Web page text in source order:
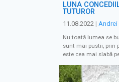
LUNA
TUTUROR
11.08.2022 | Andrei
Nu toată lumea se
sunt mai pustii, prin
este cea mai slabă